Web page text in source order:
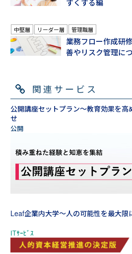
すくする編
中堅層 リーダー層 管理職層
業務フロー作成研
善やリスク管理に
関連サービス
公開講座セットプラン～教育効果を高
せ
Leaf企業内大学～人の可能性を最大限